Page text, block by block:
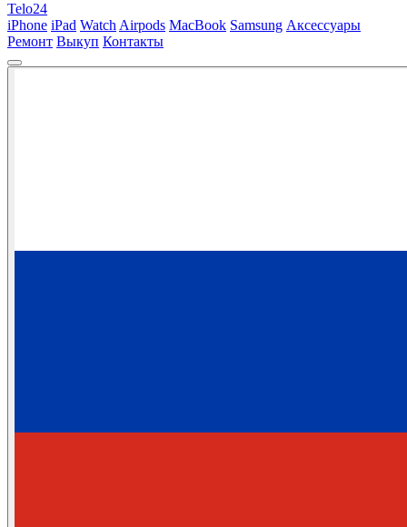
Telo24
iPhone iPad Watch Airpods MacBook Samsung Аксессуары
Ремонт Выкуп Контакты